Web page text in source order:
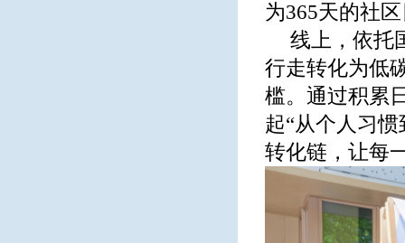
为365天的社
线上，依托
行走转化为低
槛。通过积累
起“从个人习
转化链，让每